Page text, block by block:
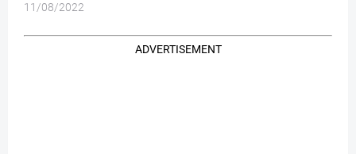
11/08/2022
ADVERTISEMENT